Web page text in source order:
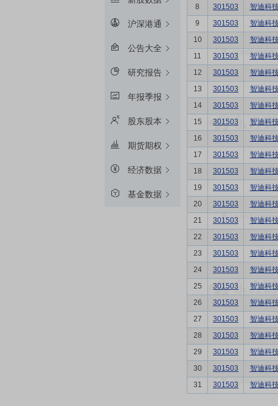
沪深港通
公告大全
研究报告
年报季报
股东股本
期货期权
经济数据
基金数据
8
301503 智迪科
9
301503 智迪科
10
301503 智迪科
11
301503 智迪科
12
301503 智迪科
13
301503 智迪科
14
301503 智迪科
15
301503 智迪科
16
301503 智迪科
17
301503 智迪科
18
301503 智迪科
19
301503 智迪科
20
301503 智迪科
21
301503 智迪科
22
301503 智迪科
23
301503 智迪科
24
301503 智迪科
25
301503 智迪科
26
301503 智迪科
27
301503 智迪科
28
301503 智迪科
29
301503 智迪科
30
301503 智迪科
31
301503 智迪科